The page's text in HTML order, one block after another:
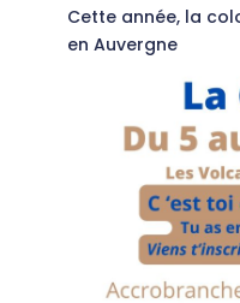
Cette année, la
en Auvergne